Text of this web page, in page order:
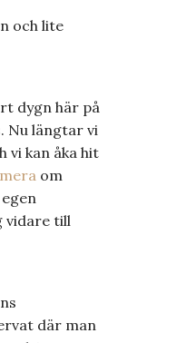
och lite
dygn här på
Nu längtar vi
vi kan åka hit
om
vidare till
där man